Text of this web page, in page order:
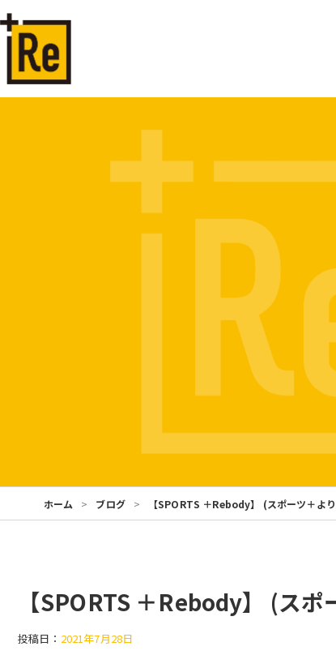
ホーム ブログ 【SPORTS ＋Rebody】 (スポーツ＋よ
【SPORTS ＋Rebody】 (ス
投稿日： 2021年7月28日